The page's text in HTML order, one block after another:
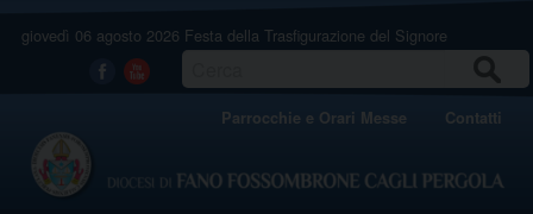
giovedì 06 agosto 2026 Festa della Trasfigurazione del Signore
Facebook
Youtube
Parrocchie e Orari Messe Contatti